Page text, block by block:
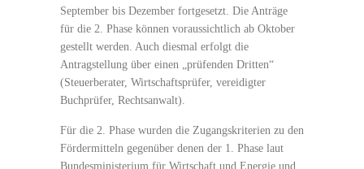
September bis Dezember fortgesetzt. Die Anträge
für die 2. Phase können voraussichtlich ab Oktober
gestellt werden. Auch diesmal erfolgt die
Antragstellung über einen „prüfenden Dritten“
(Steuerberater, Wirtschaftsprüfer, vereidigter
Buchprüfer, Rechtsanwalt).
Für die 2. Phase wurden die Zugangskriterien zu den
Fördermitteln gegenüber denen der 1. Phase laut
Bundesministerium für Wirtschaft und Energie und